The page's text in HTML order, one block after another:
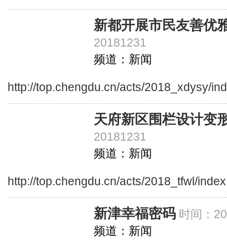
新都开展市民友善优
20181231
频道：新闻
http://top.chengdu.cn/acts/2018_xdysy/
天府新区围栏设计变
20181231
频道：新闻
http://top.chengdu.cn/acts/2018_tfwl/
新津幸福密码 时间：
频道：新闻